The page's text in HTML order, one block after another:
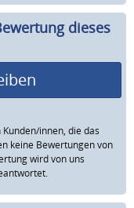
dieses
innen, die das
keine Bewertungen von
wird von uns